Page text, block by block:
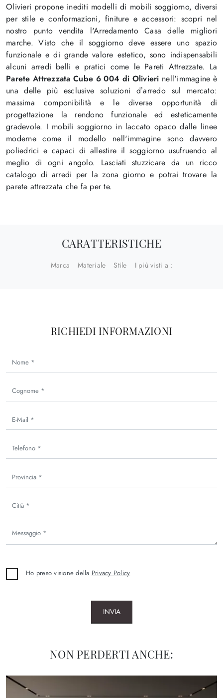
Olivieri propone inediti modelli di mobili soggiorno, diversi
per stile e conformazioni, finiture e accessori: scopri nel
nostro punto vendita l'Arredamento Casa delle migliori
marche. Visto che il soggiorno deve essere uno spazio
funzionale e di grande valore estetico, sono indispensabili
alcuni arredi belli e pratici come le Pareti Attrezzate. La
Parete Attrezzata Cube 6 004 di Olivieri nell'immagine è
una delle più esclusive soluzioni d’arredo sul mercato:
massima componibilità e le diverse opportunità di
progettazione la rendono funzionale ed esteticamente
gradevole. I mobili soggiorno in laccato opaco dalle linee
moderne come il modello nell'immagine sono davvero
poliedrici e capaci di allestire il soggiorno usufruendo al
meglio di ogni angolo. Lasciati stuzzicare da un ricco
catalogo di arredi per la zona giorno e potrai trovare la
parete attrezzata che fa per te.
CARATTERISTICHE
Marca Materiale Stile I più visti a :
RICHIEDI INFORMAZIONI
Ho preso visione della Privacy Policy
INVIA
NON PERDERTI ANCHE: